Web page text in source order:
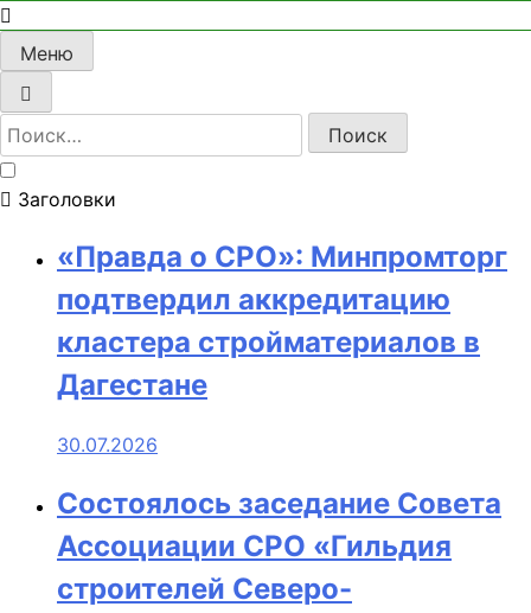
Меню
Найти:
Заголовки
«Правда о СРО»: Минпромторг
подтвердил аккредитацию
кластера стройматериалов в
Дагестане
30.07.2026
Состоялось заседание Совета
Ассоциации СРО «Гильдия
строителей Северо-